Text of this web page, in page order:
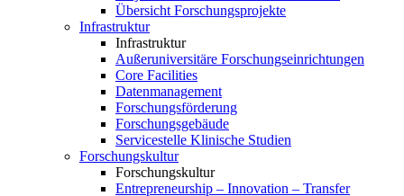
Übersicht Forschungsprojekte
Infrastruktur
Infrastruktur
Außeruniversitäre Forschungseinrichtungen
Core Facilities
Datenmanagement
Forschungsförderung
Forschungsgebäude
Servicestelle Klinische Studien
Forschungskultur
Forschungskultur
Entrepreneurship – Innovation – Transfer